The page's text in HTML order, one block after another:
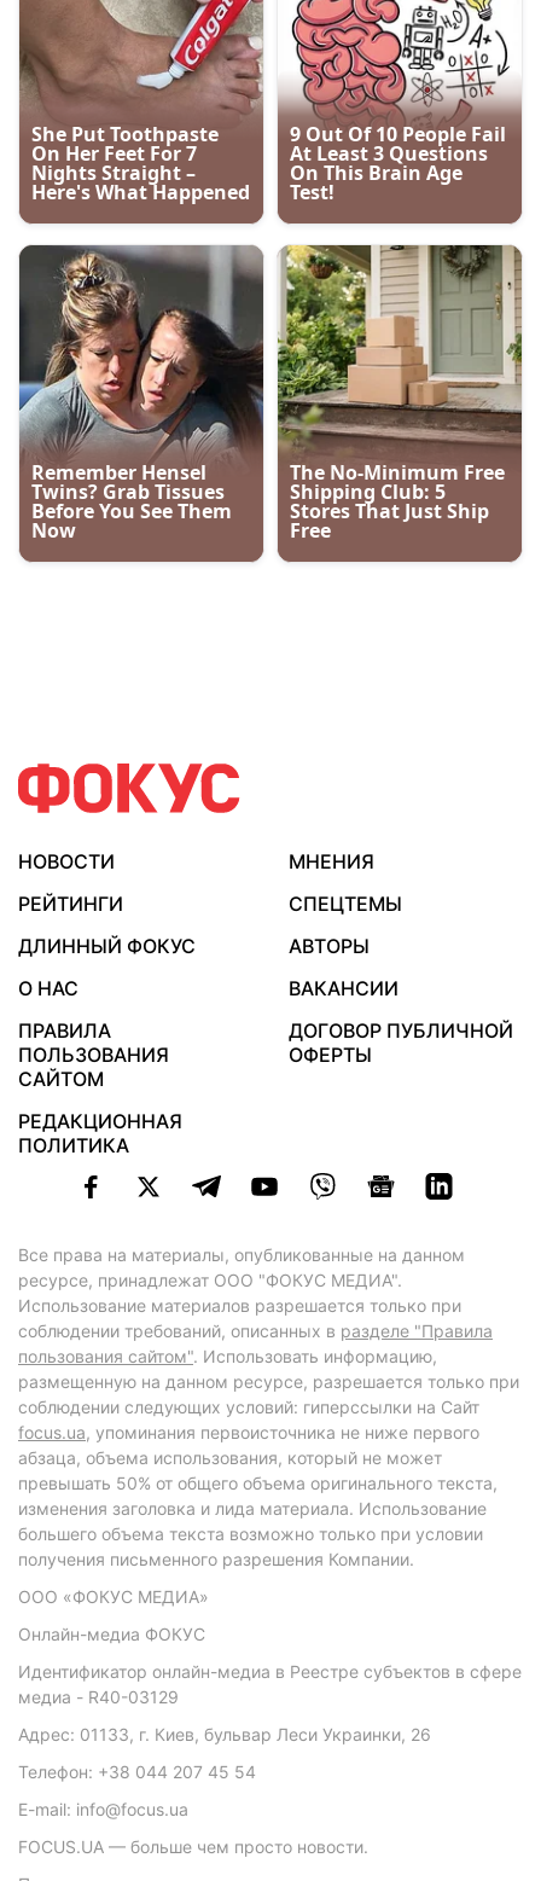
НОВОСТИ
МНЕНИЯ
РЕЙТИНГИ
СПЕЦТЕМЫ
ДЛИННЫЙ ФОКУС
АВТОРЫ
О НАС
ВАКАНСИИ
ПРАВИЛА
ПОЛЬЗОВАНИЯ
САЙТОМ
ДОГОВОР ПУБЛИЧНОЙ
ОФЕРТЫ
РЕДАКЦИОННАЯ
ПОЛИТИКА
Все права на материалы, опубликованные на данном
ресурсе, принадлежат ООО "ФОКУС МЕДИА".
Использование материалов разрешается только при
соблюдении требований, описанных в разделе "Правила
пользования сайтом". Использовать информацию,
размещенную на данном ресурсе, разрешается только при
соблюдении следующих условий: гиперссылки на Сайт
focus.ua, упоминания первоисточника не ниже первого
абзаца, объема использования, который не может
превышать 50% от общего объема оригинального текста,
изменения заголовка и лида материала. Использование
большего объема текста возможно только при условии
получения письменного разрешения Компании.
ООО «ФОКУС МЕДИА»
Онлайн-медиа ФОКУС
Идентификатор онлайн-медиа в Реестре субъектов в сфере
медиа - R40-03129
Адрес: 01133, г. Киев, бульвар Леси Украинки, 26
Телефон: +38 044 207 45 54
E-mail: info@focus.ua
FOCUS.UA — больше чем просто новости.